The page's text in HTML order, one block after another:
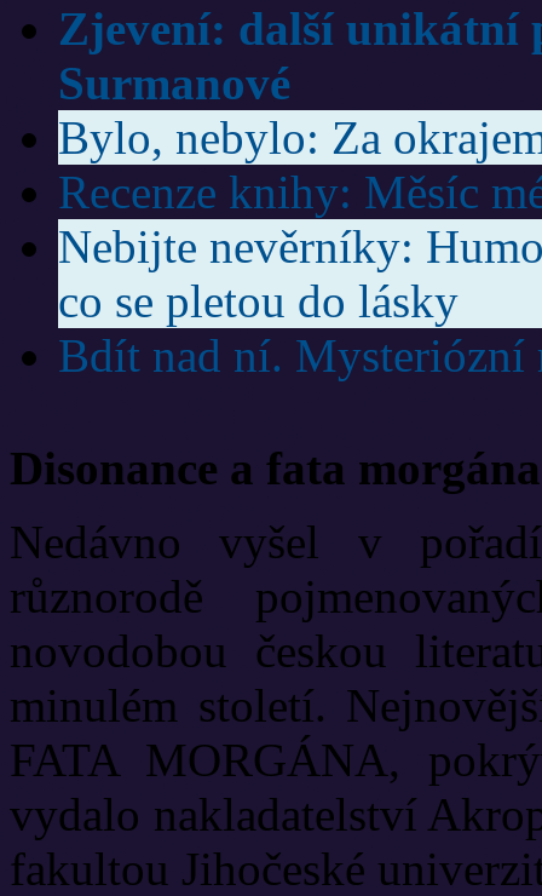
Zjevení: další unikátní
Surmanové
Bylo, nebylo: Za
Recenze knihy: Měsíc
Nebijte nevěrníky:
co se pletou do lásky
Bdít nad ní. Mysteriózní
Disonance a fata morgána
Nedávno vyšel v
různorodě
novodobou českou
minulém století.
FATA MORGÁNA,
vydalo nakladatelství
fakultou Jihočeské